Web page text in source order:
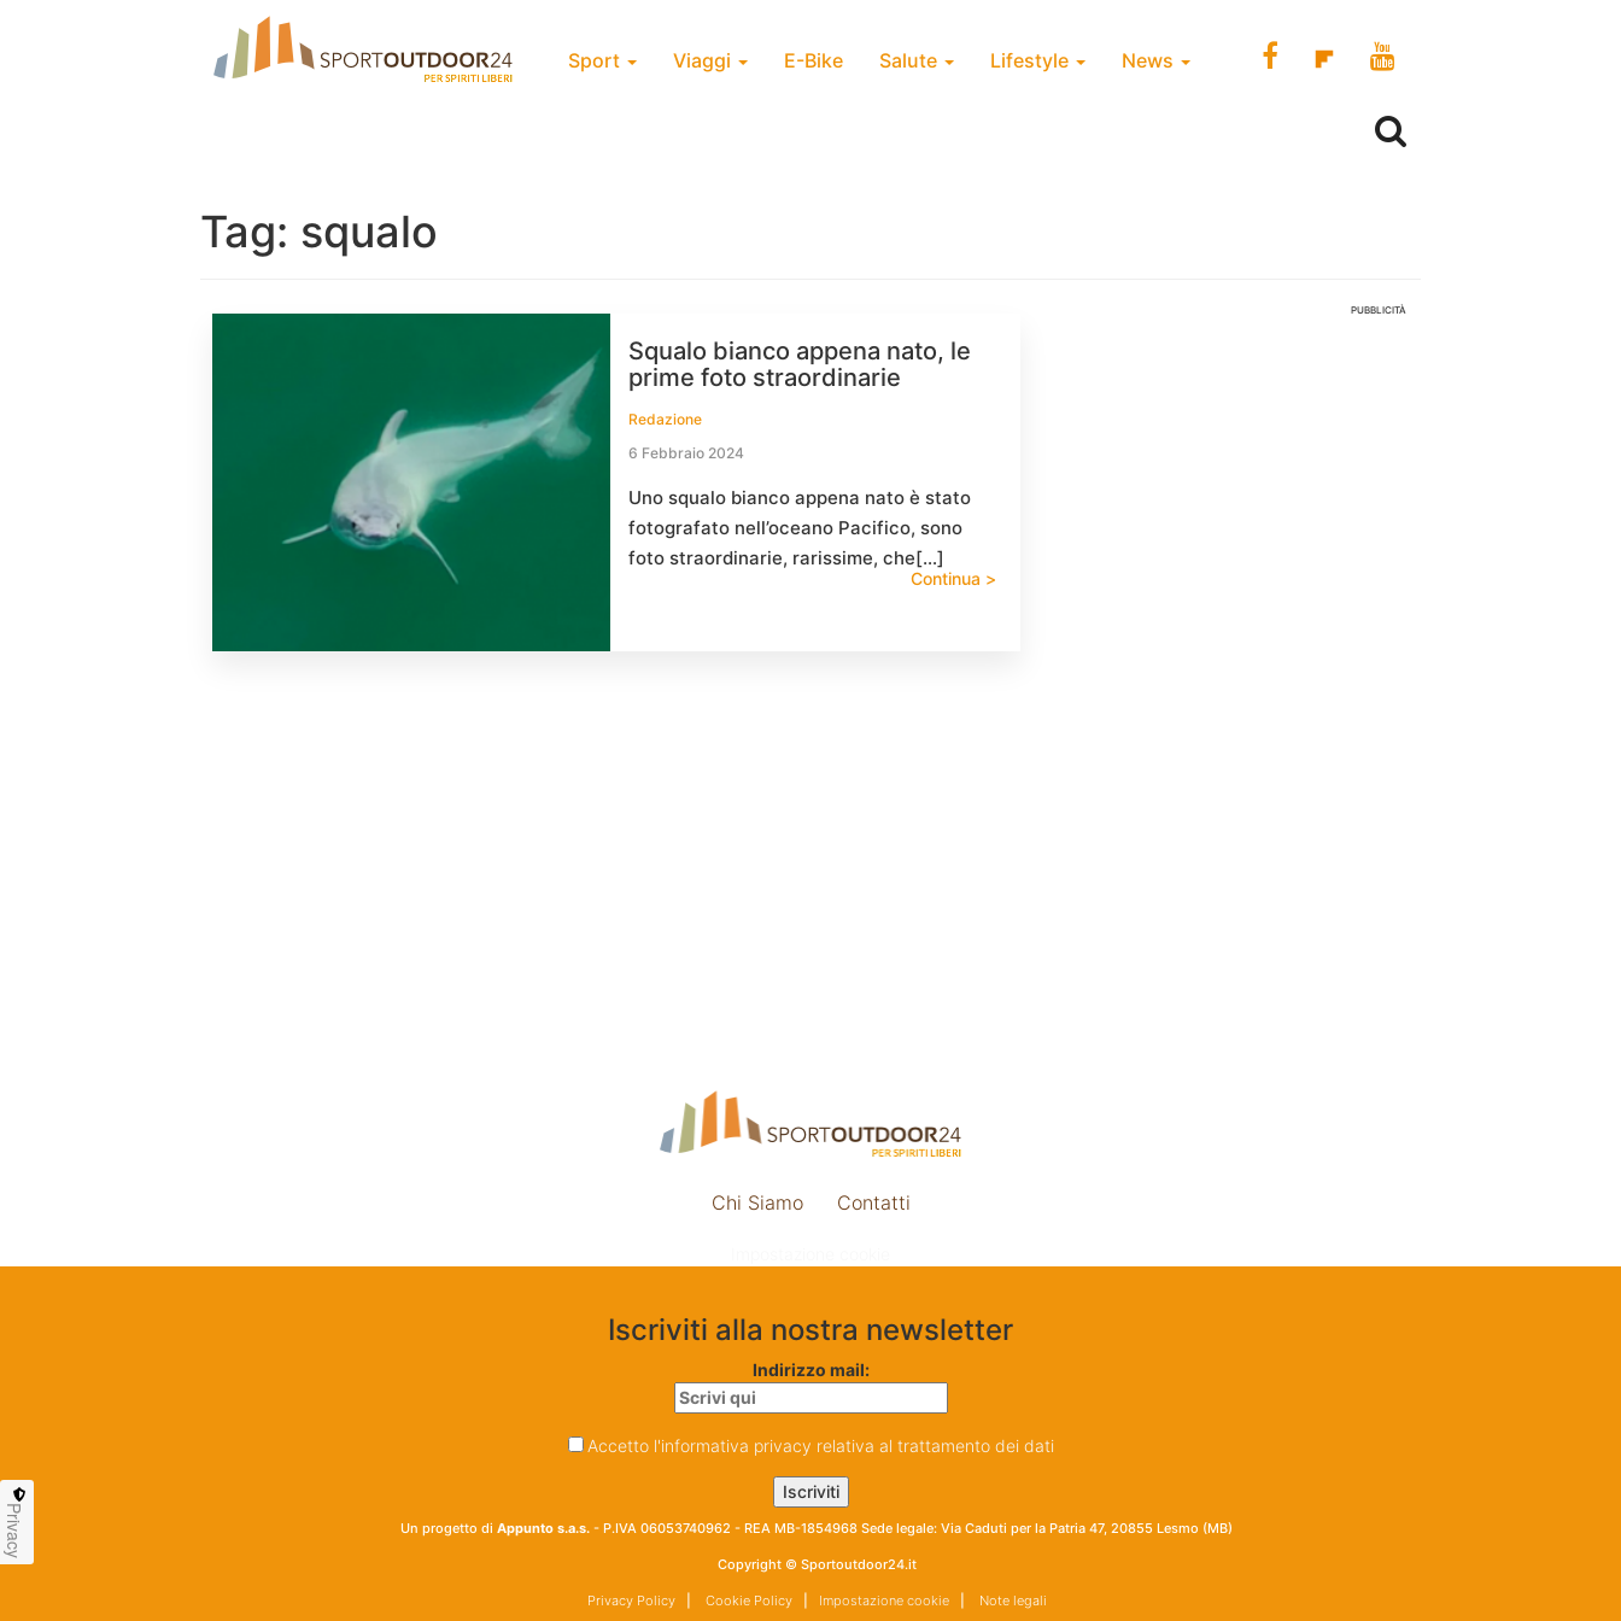
Sport Viaggi E-Bike Salute Lifestyle News
Tag: squalo
Squalo bianco appena nato, le
prime foto straordinarie
Redazione
6 Febbraio 2024
Uno squalo bianco appena nato è stato
fotografato nell’oceano Pacifico, sono
foto straordinarie, rarissime, che[…]
Continua >
PUBBLICITÀ
Chi Siamo Contatti
Iscriviti alla nostra newsletter
Indirizzo mail:
Accetto l'informativa privacy relativa al trattamento dei dati
Un progetto di Appunto s.a.s. - P.IVA 06053740962 - REA MB-1854968 Sede legale: Via Caduti per la Patria 47, 20855 Lesmo (MB)
Copyright © Sportoutdoor24.it
Privacy Policy| Cookie Policy| Impostazione cookie| Note legali
Privacy